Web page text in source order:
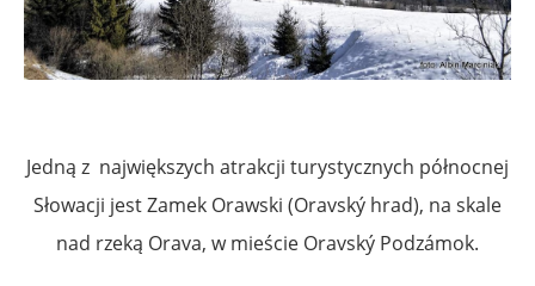
Jedną z największych atrakcji turystycznych północnej
Słowacji jest Zamek Orawski (Oravský hrad), na skale
nad rzeką Orava, w mieście Oravský Podzámok.